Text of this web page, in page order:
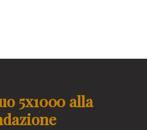
5x1000 alla